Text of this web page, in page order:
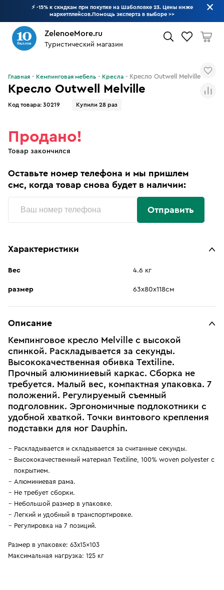
⚡ -15% к скидкам при покупке на Шаболовке 23. Цены ниже
маркетплейсов.Помощь эксперта в выборе >>
ZelenoeMore.ru
Туристический магазин
Кресло Outwell Melville
Код товара: 30219 Купили 28 раз
Главная Кемпинговая мебель Кресла Кресло Outwell Melville
Продано!
Товар закончился
Оставьте номер телефона и мы пришлем
смс, когда товар снова будет в наличии:
Отправить
Характеристики
Вес 4.6 кг
размер 63х80х118см
Описание
Кемпинговое кресло Melville с высокой
спинкой. Раскладывается за секунды.
Высококачественная обивка Textiline.
Прочный алюминиевый каркас. Сборка не
требуется. Малый вес, компактная упаковка. 7
положений. Регулируемый съемный
подголовник. Эргономичные подлокотники с
удобной хваткой. Точки винтового крепления
подставки для ног Dauphin.
Раскладывается и складывается за считанные секунды.
Высококачественный материал Textiline, 100% woven polyester с
покрытием.
Алюминиевая рама.
Не требует сборки.
Небольшой размер в упаковке.
Легкий и удобный в транспортировке.
Регулировка на 7 позиций.
Размер в упаковке: 63x15x103
Максимальная нагрузка: 125 кг